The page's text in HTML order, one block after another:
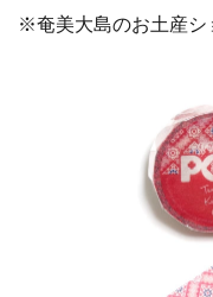
※奄美大島のお土産シ